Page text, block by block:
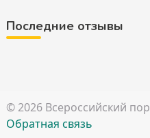
Последние отзывы
© 2026 Всероссийский
Обратная связь